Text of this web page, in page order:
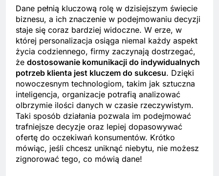
Dane pełnią kluczową rolę w dzisiejszym świecie
biznesu, a ich znaczenie w podejmowaniu decyzji
staje się coraz bardziej widoczne. W erze, w
której personalizacja osiąga niemal każdy aspekt
życia codziennego, firmy zaczynają dostrzegać,
że dostosowanie komunikacji do indywidualnych
potrzeb klienta jest kluczem do sukcesu. Dzięki
nowoczesnym technologiom, takim jak sztuczna
inteligencja, organizacje potrafią analizować
olbrzymie ilości danych w czasie rzeczywistym.
Taki sposób działania pozwala im podejmować
trafniejsze decyzje oraz lepiej dopasowywać
ofertę do oczekiwań konsumentów. Krótko
mówiąc, jeśli chcesz uniknąć niebytu, nie możesz
zignorować tego, co mówią dane!